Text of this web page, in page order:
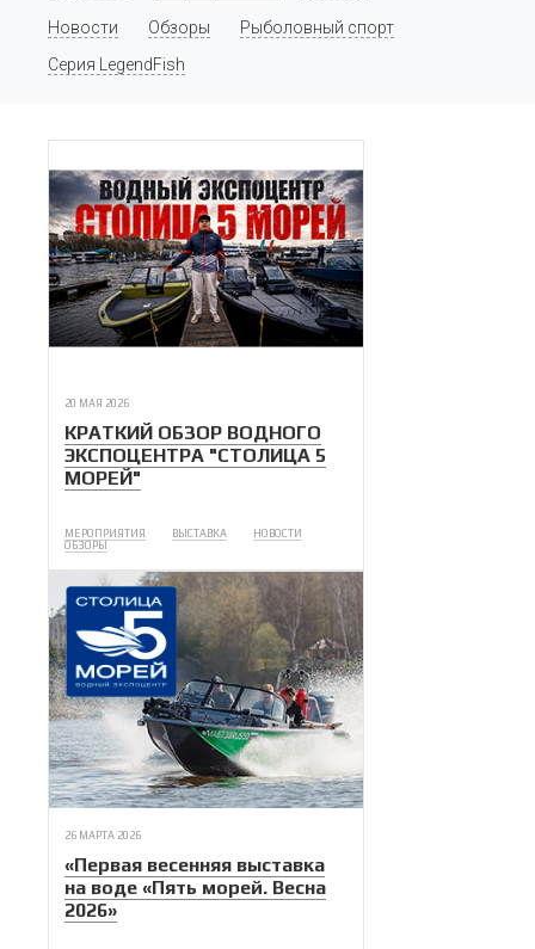
Новости Обзоры
Рыболовный спорт
Серия LegendFish
20 МАЯ 2026
КРАТКИЙ ОБЗОР ВОДНОГО
ЭКСПОЦЕНТРА "СТОЛИЦА 5
МОРЕЙ"
МЕРОПРИЯТИЯ ВЫСТАВКА
НОВОСТИ
ОБЗОРЫ
26 МАРТА 2026
«Первая весенняя выставка
на воде «Пять морей. Весна
2026»